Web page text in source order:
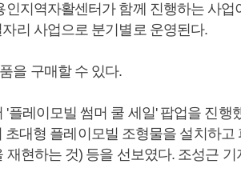
지역자활센터가 함께 진행하는 사업
리 사업으로 분기별로 운영된다.
을 구매할 수 있다.
레이모빌 썸머 쿨 세일' 팝업을 진행
대형 플레이모빌 조형물을 설치하고
현하는 것) 등을 선보였다. 조성근 기